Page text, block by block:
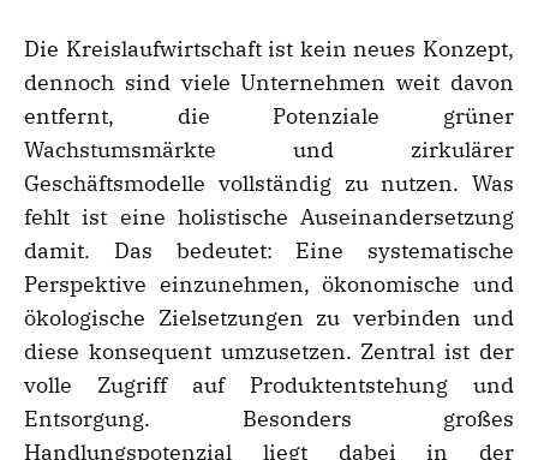
Die Kreislaufwirtschaft ist kein neues Konzept,
dennoch sind viele Unternehmen weit davon
entfernt, die Potenziale grüner
Wachstumsmärkte und zirkulärer
Geschäftsmodelle vollständig zu nutzen. Was
fehlt ist eine holistische Auseinandersetzung
damit. Das bedeutet: Eine systematische
Perspektive einzunehmen, ökonomische und
ökologische Zielsetzungen zu verbinden und
diese konsequent umzusetzen. Zentral ist der
volle Zugriff auf Produktentstehung und
Entsorgung. Besonders großes
Handlungspotenzial liegt dabei in der